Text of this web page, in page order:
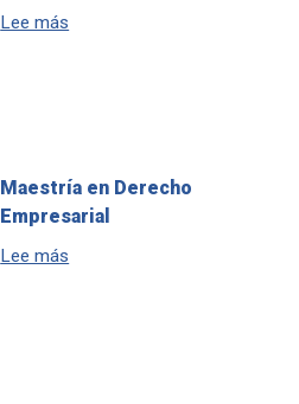
Lee más
Maestría en Derecho
Empresarial
Lee más